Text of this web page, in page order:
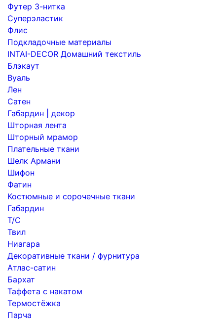
Футер 3-нитка
Суперэластик
Флис
Подкладочные материалы
INTAI-DECOR Домашний текстиль
Блэкаут
Вуаль
Лен
Сатен
Габардин | декор
Шторная лента
Шторный мрамор
Плательные ткани
Шелк Армани
Шифон
Фатин
Костюмные и сорочечные ткани
Габардин
Т/С
Твил
Ниагара
Декоративные ткани / фурнитура
Атлас-сатин
Бархат
Таффета с накатом
Термостёжка
Парча